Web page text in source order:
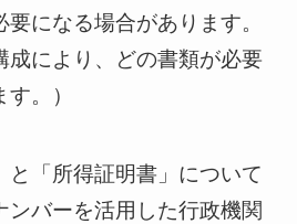
になる場合があります。
成により、どの書類が必要
。）
と「所得証明書」について
ンバーを活用した行政機関